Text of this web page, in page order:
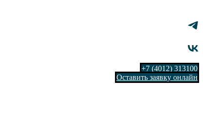
+7 (4012) 313100
Оставить заявку онлайн